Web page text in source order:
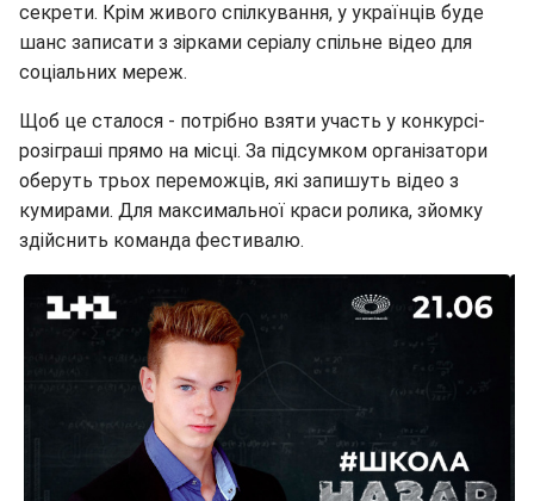
секрети. Крім живого спілкування, у українців буде
шанс записати з зірками серіалу спільне відео для
соціальних мереж.
Щоб це сталося - потрібно взяти участь у конкурсі-
розіграші прямо на місці. За підсумком організатори
оберуть трьох переможців, які запишуть відео з
кумирами. Для максимальної краси ролика, зйомку
здійснить команда фестивалю.